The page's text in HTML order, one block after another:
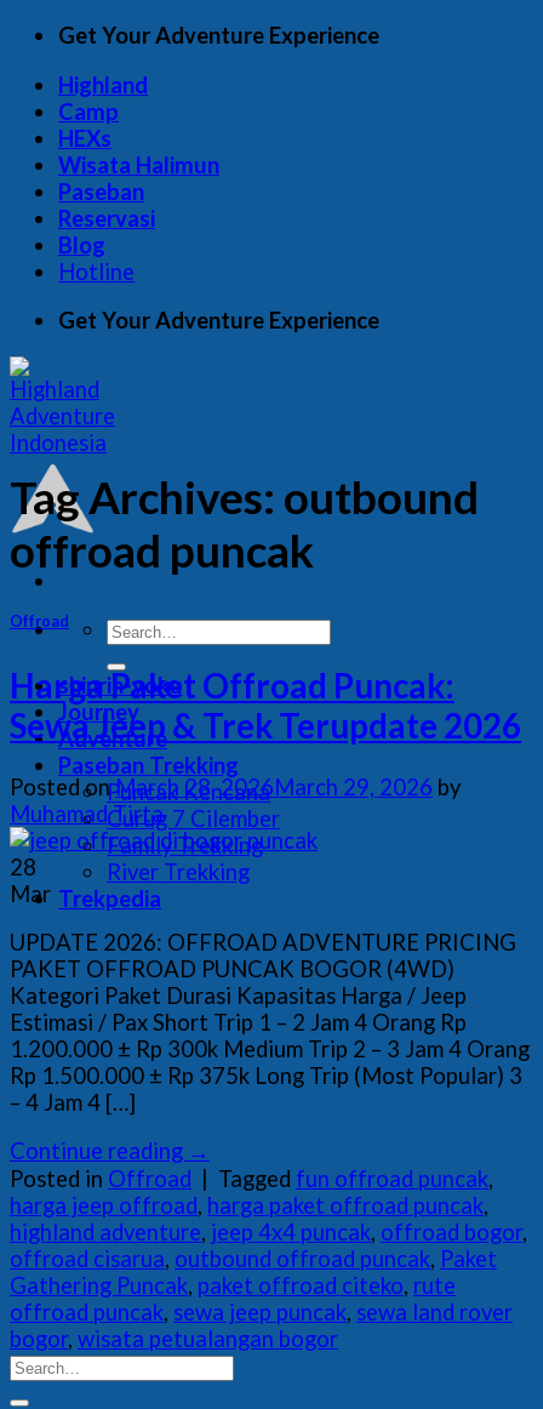
Skip
content
Get Your Adventure Experience
Highland
Camp
HEXs
Wisata Halimun
Paseban
Reservasi
Blog
Hotline
Get Your Adventure Experience
shinrin-yoku
Journey
Adventure
Paseban Trekking
Puncak Kencana
Curug 7 Cilember
Family Trekking
River Trekking
Trekpedia
Tag Archives: outbound
offroad puncak
Offroad
Harga Paket Offroad Puncak:
Sewa Jeep & Trek Terupdate 2026
Posted onMarch 28, 2026March 29, 2026 by
Muhamad Tirta
28
Mar
UPDATE 2026: OFFROAD ADVENTURE PRICING
PAKET OFFROAD PUNCAK BOGOR (4WD)
Kategori Paket Durasi Kapasitas Harga / Jeep
Estimasi / Pax Short Trip 1 – 2 Jam 4 Orang Rp
1.200.000 ± Rp 300k Medium Trip 2 – 3 Jam 4 Orang
Rp 1.500.000 ± Rp 375k Long Trip (Most Popular) 3
– 4 Jam 4 […]
Continue reading →
Posted in Offroad Tagged fun offroad puncak,
harga jeep offroad, harga paket offroad puncak,
highland adventure, jeep 4x4 puncak, offroad bogor,
offroad cisarua, outbound offroad puncak, Paket
Gathering Puncak, paket offroad citeko, rute
offroad puncak, sewa jeep puncak, sewa land rover
bogor, wisata petualangan bogor